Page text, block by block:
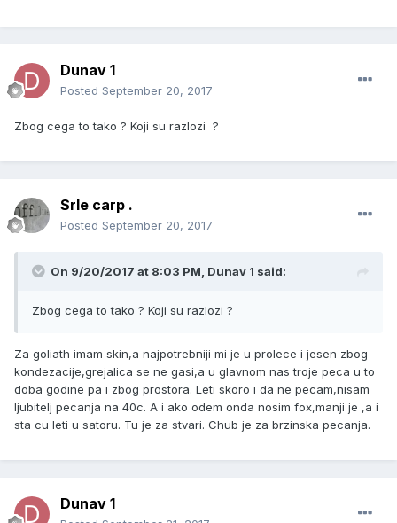
Dunav 1
Posted September 20, 2017
Zbog cega to tako ? Koji su razlozi ?
Srle carp .
Posted September 20, 2017
On 9/20/2017 at 8:03 PM, Dunav 1 said:
Zbog cega to tako ? Koji su razlozi ?
Za goliath imam skin,a najpotrebniji mi je u prolece i jesen zbog
kondezacije,grejalica se ne gasi,a u glavnom nas troje peca u to
doba godine pa i zbog prostora. Leti skoro i da ne pecam,nisam
ljubitelj pecanja na 40c. A i ako odem onda nosim fox,manji je ,a i
sta cu leti u satoru. Tu je za stvari. Chub je za brzinska pecanja.
Dunav 1